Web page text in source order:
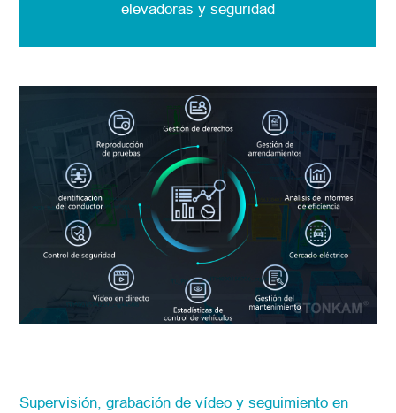
elevadoras y seguridad
Supervisión, grabación de vídeo y seguimiento en